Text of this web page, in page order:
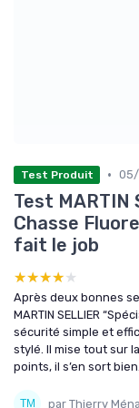
Test Produit •
Test MARTIN
Chasse
fait le job
★★★★★
★★★★★
Après deux bonnes
MARTIN SELLIER
sécurité simple et
stylé. Il mise tout sur
points, il s’en sort
par Thierry